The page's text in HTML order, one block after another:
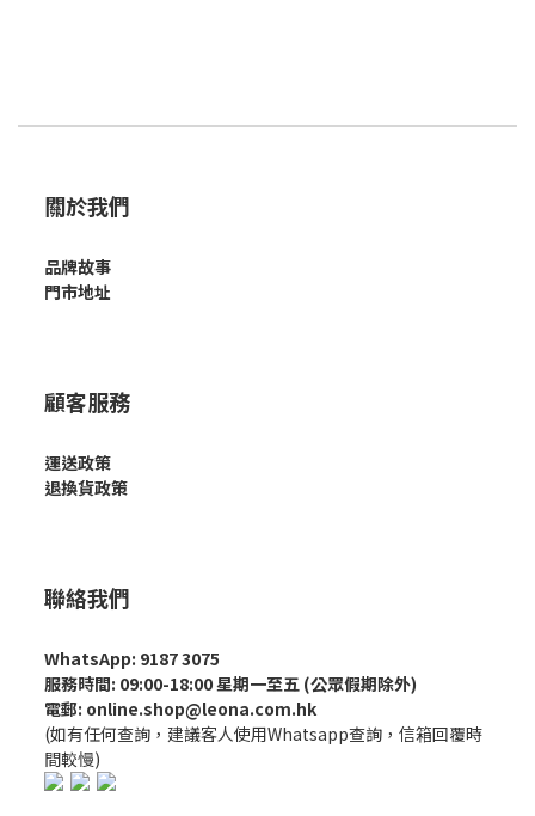
關於我們
品牌故事
門市地址
顧客服務
運送政策
退換貨政策
聯絡我們
WhatsApp: 9187 3075
服務時間: 09:00-18:00 星期一至五 (公眾假期除外)
電郵: online.shop@leona.com.hk
(如有任何查詢，建議客人使用Whatsapp查詢，信箱回覆時
間較慢)